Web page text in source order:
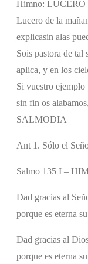
Himno:
Lucero de la
explicasin alas
Sois pastora de tal
aplica, y en los
Si vuestro ejemplo
sin fin os alabamos,
SALMODIA
Ant 1. Sólo el
Salmo 135 I –
Dad gracias al
porque es eterna
Dad gracias al
porque es eterna